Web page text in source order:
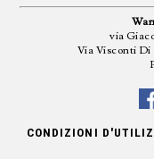
via
Via Visconti Di
CONDIZIONI